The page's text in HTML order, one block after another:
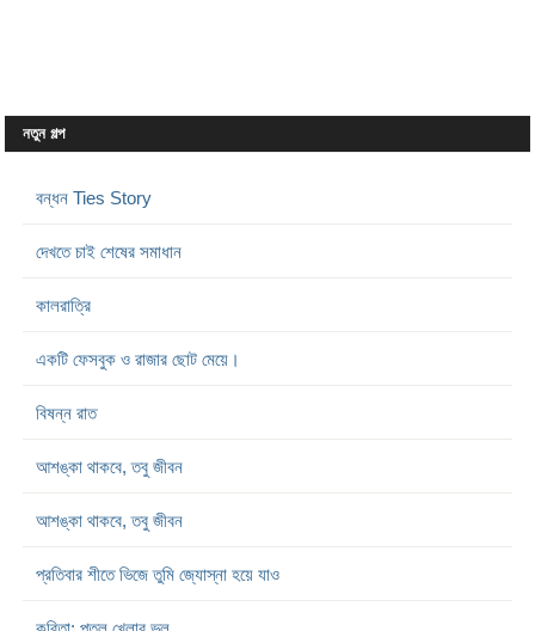
নতুন গল্প
বন্ধন Ties Story
দেখতে চাই শেষের সমাধান
কালরাত্রি
একটি ফেসবুক ও রাজার ছোট মেয়ে।
বিষন্ন রাত
আশঙ্কা থাকবে, তবু জীবন
আশঙ্কা থাকবে, তবু জীবন
প্রতিবার শীতে ভিজে তুমি জ্যোস্না হয়ে যাও